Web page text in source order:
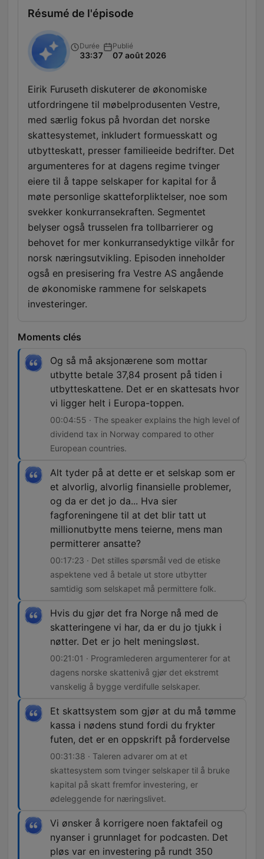
Résumé de l'épisode
Durée
33:37
Publié
07 août 2026
Eirik Furuseth diskuterer de økonomiske
utfordringene til møbelprodusenten Vestre,
med særlig fokus på hvordan det norske
skattesystemet, inkludert formuesskatt og
utbytteskatt, presser familieeide bedrifter. Det
argumenteres for at dagens regime tvinger
eiere til å tappe selskaper for kapital for å
møte personlige skatteforpliktelser, noe som
svekker konkurransekraften. Segmentet
belyser også trusselen fra tollbarrierer og
behovet for mer konkurransedyktige vilkår for
norsk næringsutvikling. Episoden inneholder
også en presisering fra Vestre AS angående
de økonomiske rammene for selskapets
investeringer.
Moments clés
Og så må aksjonærene som mottar
utbytte betale 37,84 prosent på tiden i
utbytteskattene. Det er en skattesats hvor
vi ligger helt i Europa-toppen.
00:04:55 · The speaker explains the high level of
dividend tax in Norway compared to other
European countries.
Alt tyder på at dette er et selskap som er
et alvorlig, alvorlig finansielle problemer,
og da er det jo da... Hva sier
fagforeningene til at det blir tatt ut
millionutbytte mens teierne, mens man
permitterer ansatte?
00:17:23 · Det stilles spørsmål ved de etiske
aspektene ved å betale ut store utbytter
samtidig som selskapet må permittere folk.
Hvis du gjør det fra Norge nå med de
skatteringene vi har, da er du jo tjukk i
nøtter. Det er jo helt meningsløst.
00:21:01 · Programlederen argumenterer for at
dagens norske skattenivå gjør det ekstremt
vanskelig å bygge verdifulle selskaper.
Et skattsystem som gjør at du må tømme
kassa i nødens stund fordi du frykter
futen, det er en oppskrift på fordervelse
00:31:38 · Taleren advarer om at et
skattesystem som tvinger selskaper til å bruke
kapital på skatt fremfor investering, er
ødeleggende for næringslivet.
Vi ønsker å korrigere noen faktafeil og
nyanser i grunnlaget for podcasten. Det
pløs var en investering på rundt 350